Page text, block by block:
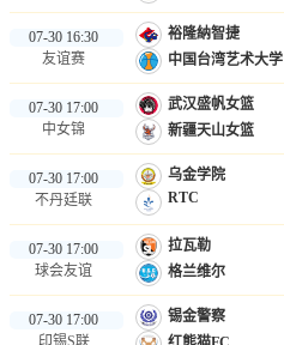
07-30 16:30
友谊赛
裕隆納智捷
中国台湾艺术大学
07-30 17:00
中女锦
武汉盛帆女篮
新疆天山女篮
07-30 17:00
不丹廷联
乌金学院
RTC
07-30 17:00
球会友谊
拉瓦勒
格兰维尔
07-30 17:00
印锡S联
锡金警察